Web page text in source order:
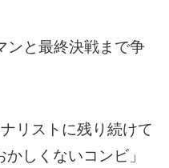
ンと最終決戦まで争
リストに残り続けて
しくないコンビ」